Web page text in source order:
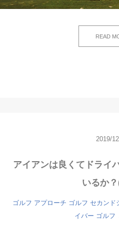
READ
2019/
アイアンは良くてドライ
いるか
ゴルフ アプローチ ゴルフ セカンド
イバー ゴルフ